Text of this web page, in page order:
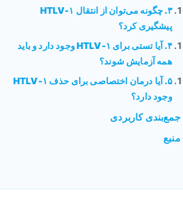
۳. چگونه می‌توان از انتقال HTLV-۱
پیشگیری کرد؟
۴. آیا تستی برای HTLV-۱ وجود دارد و باید
همه آزمایش شوند؟
۵. آیا درمان اختصاصی برای حذف HTLV-۱
وجود دارد؟
جمع‌بندی کاربردی
منبع